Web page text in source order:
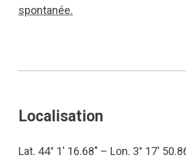
spontanée.
Localisation
Lat. 44° 1′ 16.68″ – Lon. 3° 17′